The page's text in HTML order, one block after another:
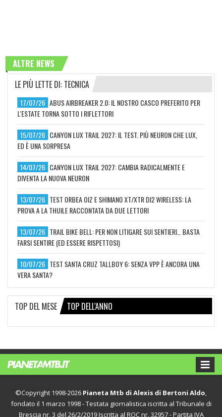
ALTRE NEWS
LE PIÙ LETTE DI: TECNICA
17/07/26 ABUS AIRBREAKER 2.0: IL NOSTRO CASCO PREFERITO PER
L'ESTATE TORNA SOTTO I RIFLETTORI
15/07/26 CANYON LUX TRAIL 2027: IL TEST. PIÙ NEURON CHE LUX,
ED È UNA SORPRESA
14/07/26 CANYON LUX TRAIL 2027: CAMBIA RADICALMENTE E
DIVENTA LA NUOVA NEURON
13/07/26 TEST ORBEA OIZ E SHIMANO XT/XTR DI2 WIRELESS: LA
PROVA A LA THUILE RACCONTATA DA DUE LETTORI
13/07/26 TRAIL BIKE BELL: PER NON LITIGARE SUI SENTIERI… BASTA
FARSI SENTIRE (ED ESSERE RISPETTOSI)
10/07/26 TEST SANTA CRUZ TALLBOY 6: SENZA VPP È ANCORA UNA
VERA SANTA?
TOP DEL MESE TOP DELL'ANNO
©Copyright 1998-2026 Pianeta Mtb di Alexis di Bertoni Aldo,
fondato il 1 marzo 1998 - Testata giornalistica iscritta al Tribunale di
Brescia nr. 3 del 26/2/2019 Iscritta al ROC nr. 32957 - Partita IVA